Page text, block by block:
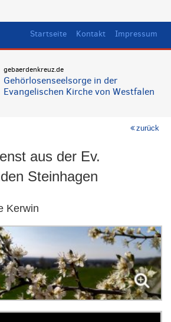
Startseite Kontakt Impressum
gebaerdenkreuz.de
Gehörlosenseelsorge in der
Evangelischen Kirche von Westfalen
zurück
aus der Ev.
Steinhagen
Kerwin